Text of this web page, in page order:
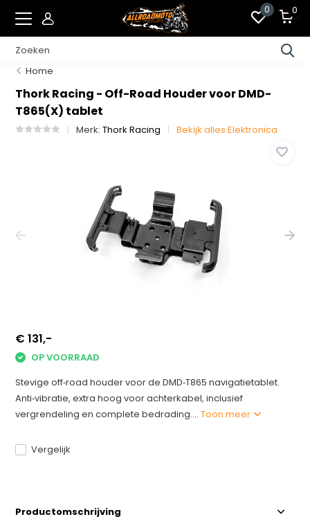
0 0
Home
Thork Racing - Off-Road Houder voor DMD-
T865(X) tablet
Merk:Thork Racing Bekijk alles Elektronica
€ 131,-
OP VOORRAAD
Stevige off‑road houder voor de DMD‑T865 navigatietablet.
Anti‑vibratie, extra hoog voor achterkabel, inclusief
vergrendeling en complete bedrading....Toon meer
Vergelijk
Productomschrijving